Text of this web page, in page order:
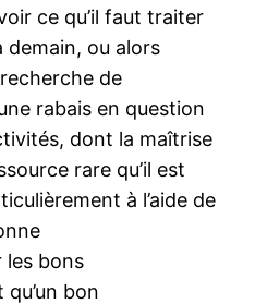
ce qu’il faut traiter
ou alors
de
rabais en question
dont la maîtrise
rare qu’il est
à l’aide de
les bons
bon